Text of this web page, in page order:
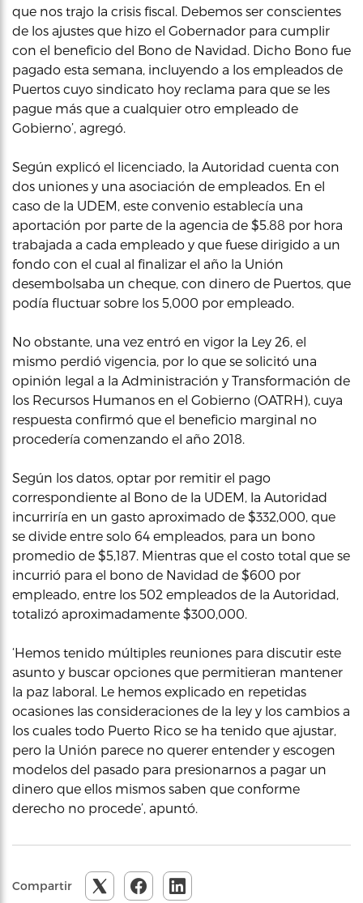
que nos trajo la crisis fiscal. Debemos ser conscientes
de los ajustes que hizo el Gobernador para cumplir
con el beneficio del Bono de Navidad. Dicho Bono fue
pagado esta semana, incluyendo a los empleados de
Puertos cuyo sindicato hoy reclama para que se les
pague más que a cualquier otro empleado de
Gobierno’, agregó.
Según explicó el licenciado, la Autoridad cuenta con
dos uniones y una asociación de empleados. En el
caso de la UDEM, este convenio establecía una
aportación por parte de la agencia de $5.88 por hora
trabajada a cada empleado y que fuese dirigido a un
fondo con el cual al finalizar el año la Unión
desembolsaba un cheque, con dinero de Puertos, que
podía fluctuar sobre los 5,000 por empleado.
No obstante, una vez entró en vigor la Ley 26, el
mismo perdió vigencia, por lo que se solicitó una
opinión legal a la Administración y Transformación de
los Recursos Humanos en el Gobierno (OATRH), cuya
respuesta confirmó que el beneficio marginal no
procedería comenzando el año 2018.
Según los datos, optar por remitir el pago
correspondiente al Bono de la UDEM, la Autoridad
incurriría en un gasto aproximado de $332,000, que
se divide entre solo 64 empleados, para un bono
promedio de $5,187. Mientras que el costo total que se
incurrió para el bono de Navidad de $600 por
empleado, entre los 502 empleados de la Autoridad,
totalizó aproximadamente $300,000.
‘Hemos tenido múltiples reuniones para discutir este
asunto y buscar opciones que permitieran mantener
la paz laboral. Le hemos explicado en repetidas
ocasiones las consideraciones de la ley y los cambios a
los cuales todo Puerto Rico se ha tenido que ajustar,
pero la Unión parece no querer entender y escogen
modelos del pasado para presionarnos a pagar un
dinero que ellos mismos saben que conforme
derecho no procede’, apuntó.
Compartir